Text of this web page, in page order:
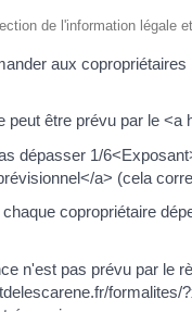
de l'information légale
aux
peut être prévu par le
dépasser 1/
a> (cela
copropriétaire
n'est pas prévu par le